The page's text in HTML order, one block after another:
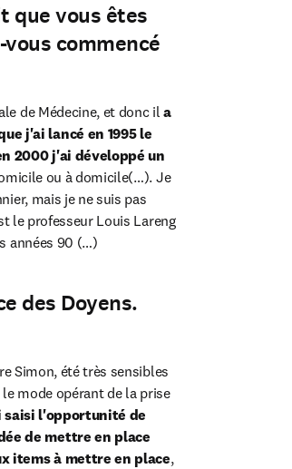
que vous êtes
commencé
de Médecine, et donc il a
j'ai lancé en 1995 le
2000 j'ai développé un
ou à domicile(…). Je
mais je ne suis pas
le professeur Louis Lareng
années 90 (…)
des Doyens.
Simon, été très sensibles
mode opérant de la prise
saisi l'opportunité de
de mettre en place
items à mettre en place,